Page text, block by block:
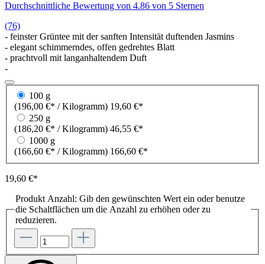
Durchschnittliche Bewertung von 4.86 von 5 Sternen
(76)
- feinster Grüntee mit der sanften Intensität duftenden Jasmins
- elegant schimmerndes, offen gedrehtes Blatt
- prachtvoll mit langanhaltendem Duft
-
100 g
(196,00 €* / Kilogramm) 19,60 €*
250 g
(186,20 €* / Kilogramm) 46,55 €*
1000 g
(166,60 €* / Kilogramm) 166,60 €*
19,60 €*
Produkt Anzahl: Gib den gewünschten Wert ein oder benutze
die Schaltflächen um die Anzahl zu erhöhen oder zu
reduzieren.